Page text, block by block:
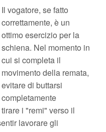
Il vogatore, se fatto
correttamente, è un
ottimo esercizio per la
schiena. Nel momento in
cui si completa il
movimento della remata,
evitare di buttarsi
completamente
i "remi" verso il
lavorare gli